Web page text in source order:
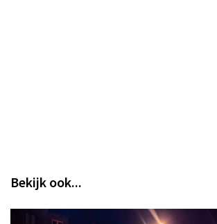
Bekijk ook...